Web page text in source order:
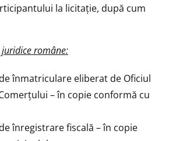
la licitaţie, după cum
române:
înmatriculare eliberat de Oficiul
– în copie conformă cu
înregistrare fiscală – în copie